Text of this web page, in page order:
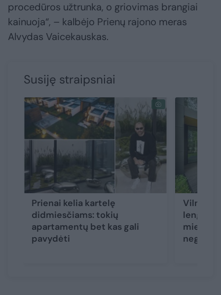
procedūros užtrunka, o griovimas brangiai
kainuoja“, – kalbėjo Prienų rajono meras
Alvydas Vaicekauskas.
Susiję straipsniai
Prienai kelia kartelę
didmiesčiams: tokių
apartamentų bet kas gali
pavydėti
negrįš